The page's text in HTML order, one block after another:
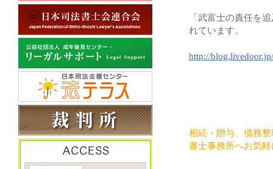
「武富士の責任を
れています。
http://
相続・贈与、債務
書士事務所へお気軽